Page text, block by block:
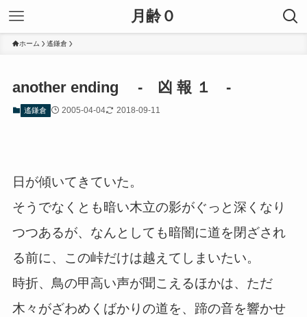
月齢０
ホーム 遙鎌倉
another ending - 凶 報 １ -
遙鎌倉 2005-04-04 2018-09-11
日が傾いてきていた。
そうでなくとも暗い木立の影がぐっと深くなり
つつあるが、なんとしても暗闇に道を閉ざされ
る前に、この峠だけは越えてしまいたい。
時折、鳥の甲高い声が聞こえるほかは、ただ
木々がざわめくばかりの道を、蹄の音を響かせ